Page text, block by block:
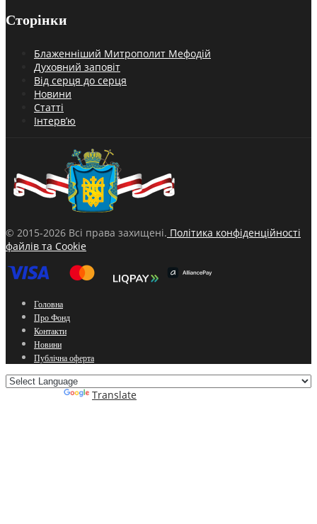
Сторінки
Блаженніший Митрополит Мефодій
Духовний заповіт
Від серця до серця
Новини
Статті
Інтерв’ю
© 2015-2026 Всі права захищені. Політика конфіденційності
файлів та Cookie
Головна
Про Фонд
Контакти
Новини
Публічна оферта
Translate